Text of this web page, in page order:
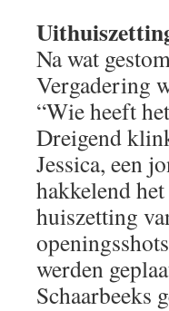
Na wat
Vergadering
“Wie heeft
Dreigend
Jessica, een
hakkelend
huiszetting
werden
Schaarbeeks